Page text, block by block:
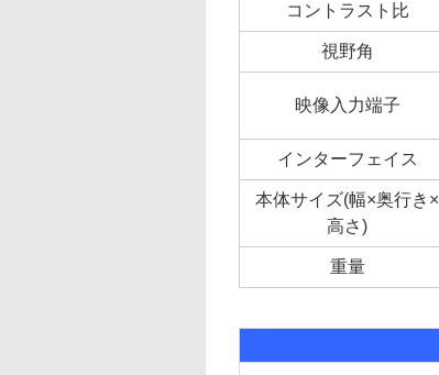
コントラスト比
視野角
映像入力端子
インターフェイス
本体サイズ(幅×奥行き×
高さ)
重量